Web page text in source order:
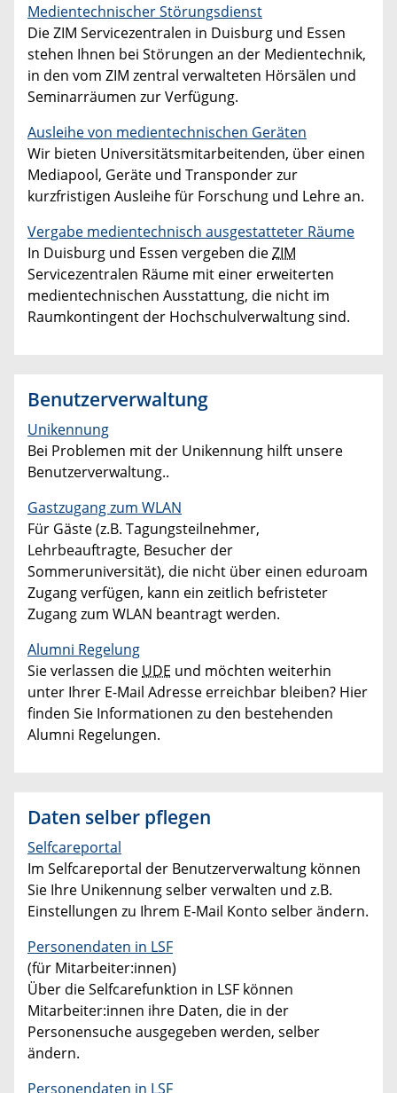
Medientechnischer Störungsdienst
Die ZIM Servicezentralen in Duisburg und Essen
stehen Ihnen bei Störungen an der Medientechnik,
in den vom ZIM zentral verwalteten Hörsälen und
Seminarräumen zur Verfügung.
Ausleihe von medientechnischen Geräten
Wir bieten Universitätsmitarbeitenden, über einen
Mediapool, Geräte und Transponder zur
kurzfristigen Ausleihe für Forschung und Lehre an.
Vergabe medientechnisch ausgestatteter Räume
In Duisburg und Essen vergeben dieZIM
Servicezentralen Räume mit einer erweiterten
medientechnischen Ausstattung, die nicht im
Raumkontingent der Hochschulverwaltung sind.
Benutzerverwaltung
Unikennung
Bei Problemen mit der Unikennung hilft unsere
Benutzerverwaltung..
Gastzugang zum WLAN
Für Gäste (z.B. Tagungsteilnehmer,
Lehrbeauftragte, Besucher der
Sommeruniversität), die nicht über einen eduroam
Zugang verfügen, kann ein zeitlich befristeter
Zugang zum WLAN beantragt werden.
Alumni Regelung
Sie verlassen die UDE und möchten weiterhin
unter Ihrer E-Mail Adresse erreichbar bleiben? Hier
finden Sie Informationen zu den bestehenden
Alumni Regelungen.
Daten selber pflegen
Selfcareportal
Im Selfcareportal der Benutzerverwaltung können
Sie Ihre Unikennung selber verwalten und z.B.
Einstellungen zu Ihrem E-Mail Konto selber ändern.
Personendaten in LSF
(für Mitarbeiter:innen)
Über die Selfcarefunktion in LSF können
Mitarbeiter:innen ihre Daten, die in der
Personensuche ausgegeben werden, selber
ändern.
Personendaten in LSF